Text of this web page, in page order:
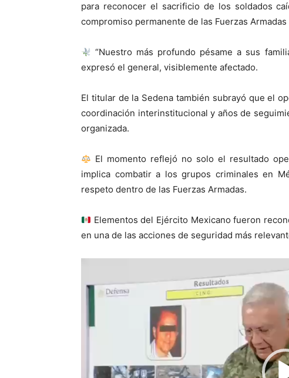
para reconocer el sacrificio de los soldados
compromiso permanente de las Fuerzas
“Nuestro más profundo pésame a sus
expresó el general, visiblemente afectado.
El titular de la Sedena también subrayó que el
coordinación interinstitucional y años de
organizada.
El momento reflejó no solo el resultado
implica combatir a los grupos criminales en
respeto dentro de las Fuerzas Armadas.
Elementos del Ejército Mexicano fueron
en una de las acciones de seguridad más
vídeo